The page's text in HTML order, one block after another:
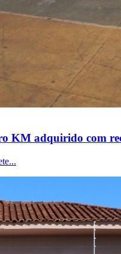
KM adquirido com